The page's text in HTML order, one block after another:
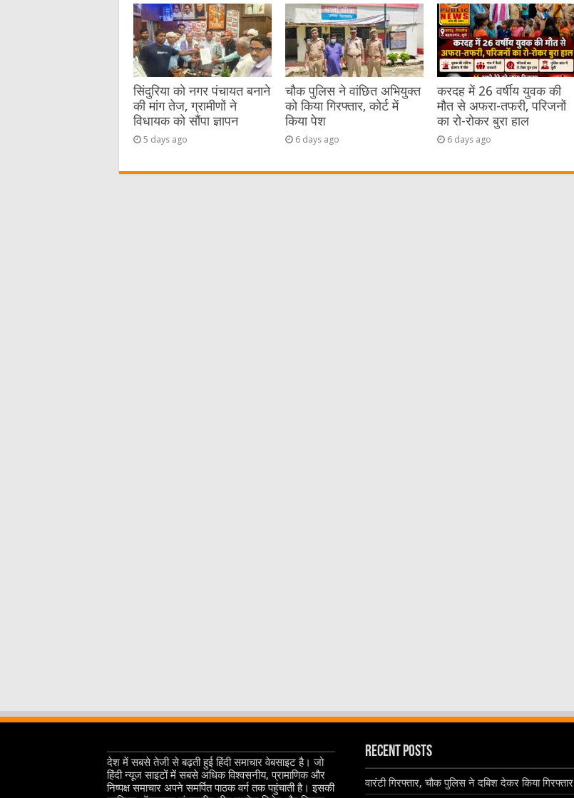
सिंदुरिया को नगर पंचायत बनाने
की मांग तेज, ग्रामीणों ने
विधायक को सौंपा ज्ञापन
5 days ago
चौक पुलिस ने वांछित अभियुक्त
को किया गिरफ्तार, कोर्ट में
किया पेश
6 days ago
करदह में 26 वर्षीय युवक की
मौत से अफरा-तफरी, परिजनों
का रो-रोकर बुरा हाल
6 days ago
देश में सबसे तेजी से बढ़ती हुई हिंदी समाचार वेबसाइट है। जो
हिंदी न्यूज साइटों में सबसे अधिक विश्वसनीय, प्रामाणिक और
निष्पक्ष समाचार अपने समर्पित पाठक वर्ग तक पहुंचाती है। इसकी
Recent Posts
वारंटी गिरफ्तार, चौक पुलिस ने दबिश देकर किया गिरफ्तार